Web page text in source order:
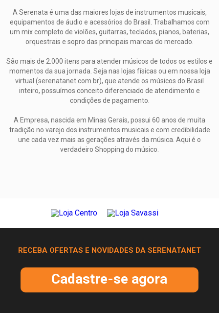
A Serenata é uma das maiores lojas de instrumentos musicais,
equipamentos de áudio e acessórios do Brasil. Trabalhamos com
um mix completo de violões, guitarras, teclados, pianos, baterias,
orquestrais e sopro das principais marcas do mercado.
São mais de 2.000 itens para atender músicos de todos os estilos e
momentos da sua jornada. Seja nas lojas físicas ou em nossa loja
virtual (serenatanet.com.br), que atende os músicos do Brasil
inteiro, possuímos conceito diferenciado de atendimento e
condições de pagamento.
A Empresa, nascida em Minas Gerais, possui 60 anos de muita
tradição no varejo dos instrumentos musicais e com credibilidade
une cada vez mais as gerações através da música. Aqui é o
verdadeiro Shopping do músico.
RECEBA OFERTAS E NOVIDADES DA SERENATANET
Cadastre-se agora